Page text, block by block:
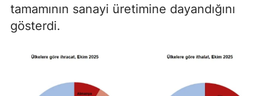
tamamının sanayi üretimine dayandığını
gösterdi.